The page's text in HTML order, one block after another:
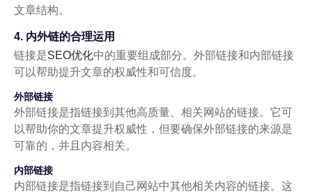
文章结构。
4. 内外链的合理运用
链接是SEO优化中的重要组成部分。外部链接和内部链接
可以帮助提升文章的权威性和可信度。
外部链接
外部链接是指链接到其他高质量、相关网站的链接。它可
以帮助你的文章提升权威性，但要确保外部链接的来源是
可靠的，并且内容相关。
内部链接
内部链接是指链接到自己网站中其他相关内容的链接。这